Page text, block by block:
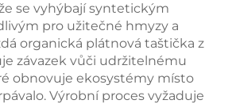
se vyhýbají syntetickým
pro užitečné hmyzy a
organická plátnová taštička z
závazek vůči udržitelnému
obnovuje ekosystémy místo
Výrobní proces vyžaduje